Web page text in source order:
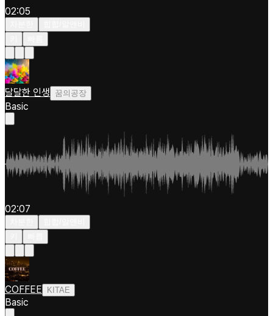
02:05
달달한 인생 꿈의공장
Basic
02:07
COFFEE KITAE
Basic